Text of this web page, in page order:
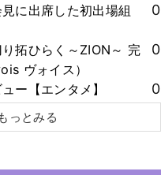
に出席した初出場組
0
り拓ひらく～ZION～ 完
ヴォイス）
0
ー【エンタメ】 0
っとみる